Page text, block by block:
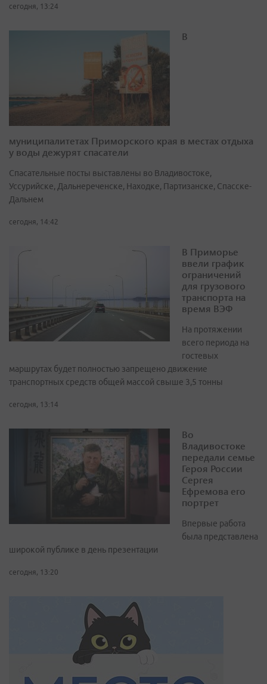
сегодня, 13:24
В
муниципалитетах Приморского края в местах отдыха
у воды дежурят спасатели
Спасательные посты выставлены во Владивостоке,
Уссурийске, Дальнереченске, Находке, Партизанске, Спасске-
Дальнем
сегодня, 14:42
В Приморье
ввели график
ограничений
для грузового
транспорта на
время ВЭФ
На протяжении
всего периода на
гостевых
маршрутах будет полностью запрещено движение
транспортных средств общей массой свыше 3,5 тонны
сегодня, 13:14
Во
Владивостоке
передали семье
Героя России
Сергея
Ефремова его
портрет
Впервые работа
была представлена
широкой публике в день презентации
сегодня, 13:20